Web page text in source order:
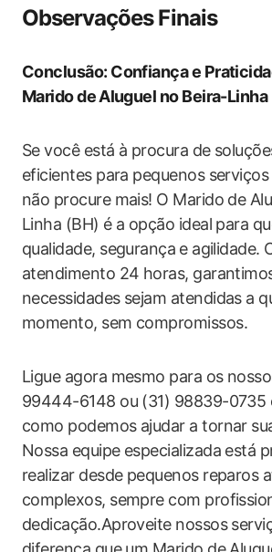
Observações Finais
Conclusão: Confiança e
Marido de⁤ Aluguel ​no Beira-Linha
Se você está à procura de
eficientes para pequenos ‍serviços
não ‍procure mais! ‍O Marido de
Linha (BH) é a opção ideal para
qualidade, segurança ⁢e agilidade.
atendimento 24 horas,
necessidades ‌sejam atendidas a
momento, sem compromissos.
Ligue agora‌ mesmo para os
99444-6148 ou (31) 98839-0735
como podemos ajudar a​ tornar
Nossa equipe especializada está
realizar desde​ pequenos reparos
complexos, sempre com
dedicação.Aproveite nossos